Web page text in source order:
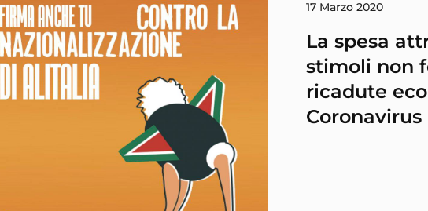
17 Marzo 2020
La spesa
stimoli non
ricadute
Coronavirus